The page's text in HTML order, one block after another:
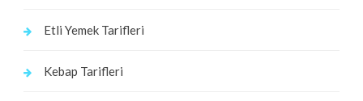
Etli Yemek Tarifleri
Kebap Tarifleri